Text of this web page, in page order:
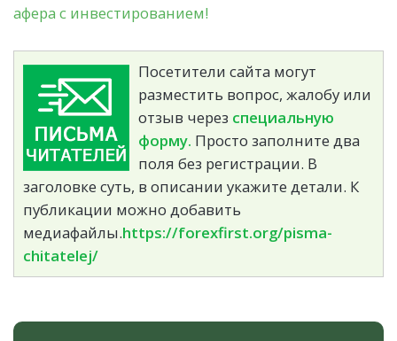
афера с инвестированием!
Посетители сайта могут
разместить вопрос, жалобу или
отзыв через специальную
форму. Просто заполните два
поля без регистрации. В
заголовке суть, в описании укажите детали. К
публикации можно добавить
медиафайлы.https://forexfirst.org/pisma-
chitatelej/